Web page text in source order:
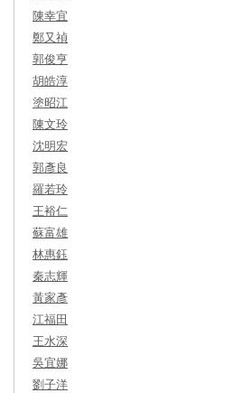
陳幸宜
鄭又禎
郭俊亨
胡皓淳
塗昭江
陳文玲
沈明宏
郭彥良
羅若玲
王裕仁
蘇富雄
林惠鈺
秦志輝
黃家彥
江福田
王水深
吳宜娜
劉子洋